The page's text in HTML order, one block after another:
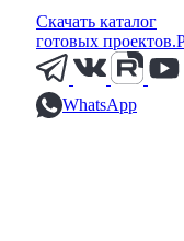
Скачать каталог
готовых
WhatsApp